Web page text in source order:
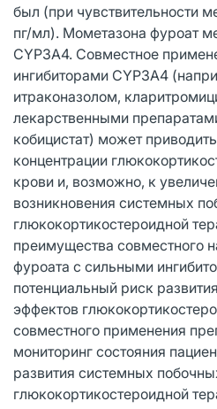
был (при чувствительности
пг/мл). Мометазона фуроат
CYP3A4. Совместное
ингибиторами CYP3A4
итраконазолом,
лекарственными
кобицистат) может
концентрации
крови и, возможно, к
возникновения системных
глюкокортикостероидной
преимущества совместного
фуроата с сильными
потенциальный риск
эффектов
совместного применения
мониторинг состояния
развития системных
глюкокортикостероидной